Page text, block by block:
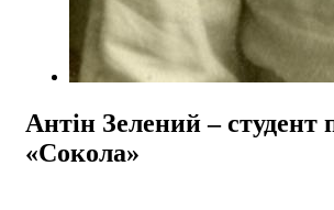
Антін Зелений – студент
«Сокола»